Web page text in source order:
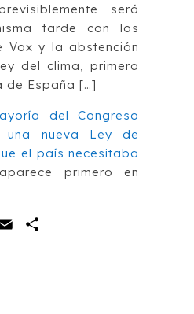
será
tarde con los
Vox y la abstención
del clima, primera
de España […]
del Congreso
una nueva Ley de
el país necesitaba
primero en
Email